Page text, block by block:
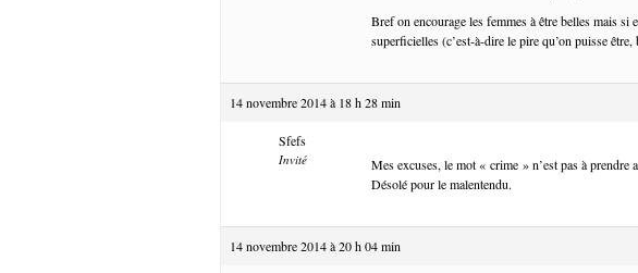
Bref on encourage les femmes à être belles mais si
superficielles (c’est-à-dire le pire qu’on puisse
14 novembre 2014 à 18 h 28 min
Sfefs
Invité
Mes excuses, le mot « crime » n’est pas à prendre
Désolé pour le malentendu.
14 novembre 2014 à 20 h 04 min